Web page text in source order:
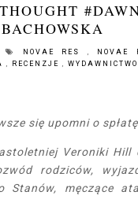
NOVAE RES ,
NOVAE
, RECENZJE ,
się upomni o
Veroniki Hill
rodziców,
Stanów, męczące